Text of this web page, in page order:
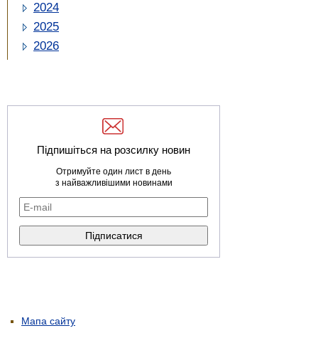
2024
2025
2026
Підпишіться на розсилку новин
Отримуйте один лист в день
з найважливішими новинами
Мапа сайту